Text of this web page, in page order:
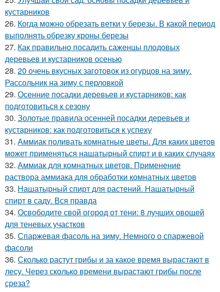
кустарников
26. Когда можно обрезать ветки у березы. В какой период
выполнять обрезку кроны березы
27. Как правильно посадить саженцы плодовых
деревьев и кустарников осенью
28. 20 очень вкусных заготовок из огурцов на зиму.
Рассольник на зиму с перловкой
29. Осенние посадки деревьев и кустарников: как
подготовиться к сезону
30. Золотые правила осенней посадки деревьев и
кустарников: как подготовиться к успеху
31. Аммиак поливать комнатные цветы. Для каких цветов
может применяться нашатырный спирт и в каких случаях
32. Аммиак для комнатных цветов. Применение
раствора аммиака для обработки комнатных цветов
33. Нашатырный спирт для растений. Нашатырный
спирт в саду. Вся правда
34. Освободите свой огород от тени: 8 лучших овощей
для теневых участков
35. Спаржевая фасоль на зиму. Немного о спаржевой
фасоли
36. Сколько растут грибы и за какое время вырастают в
лесу. Через сколько времени вырастают грибы после
среза?